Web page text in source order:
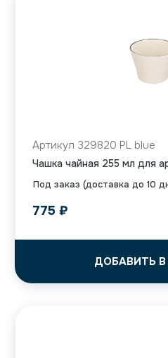
Под заказ (доставка до 10
Артикул 329820 PL blue
Чашка чайная 255 мл для
775 ₽
ДОБАВИТЬ